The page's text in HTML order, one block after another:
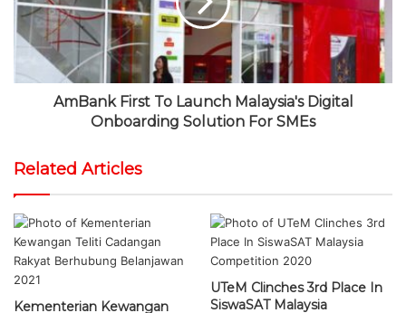
AmBank First To Launch Malaysia's Digital
Onboarding Solution For SMEs
Related Articles
Kementerian Kewangan
UTeM Clinches 3rd Place In
SiswaSAT Malaysia